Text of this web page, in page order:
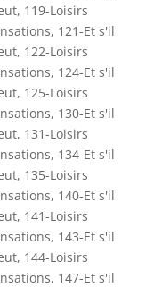
, 119-Loisirs
, 121-Et s'il
, 122-Loisirs
, 124-Et s'il
, 125-Loisirs
, 130-Et s'il
, 131-Loisirs
, 134-Et s'il
, 135-Loisirs
, 140-Et s'il
, 141-Loisirs
, 143-Et s'il
, 144-Loisirs
, 147-Et s'il